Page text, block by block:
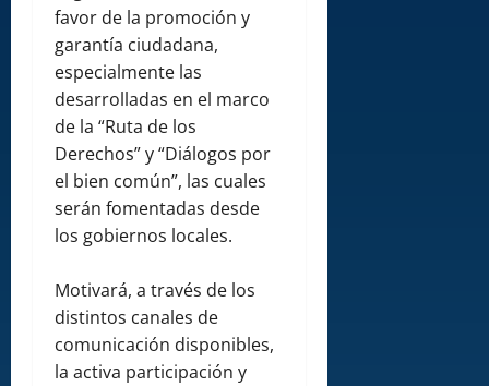
favor de la promoción y
garantía ciudadana,
especialmente las
desarrolladas en el marco
de la “Ruta de los
Derechos” y “Diálogos por
el bien común”, las cuales
serán fomentadas desde
los gobiernos locales.
Motivará, a través de los
distintos canales de
comunicación disponibles,
la activa participación y